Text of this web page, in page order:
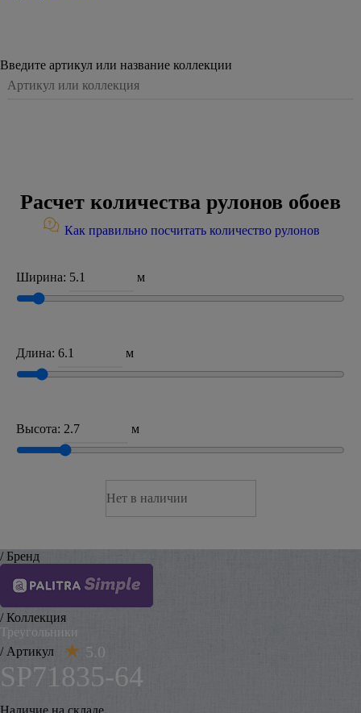
Введите артикул или название коллекции
Расчет количества рулонов обоев
Как правильно посчитать количество рулонов
Ширина: м
Длина: м
Высота: м
Нет в наличии
/ Бренд
/ Коллекция
Треугольники
/ Артикул
5.0
SP71835-64
Наличие на складе